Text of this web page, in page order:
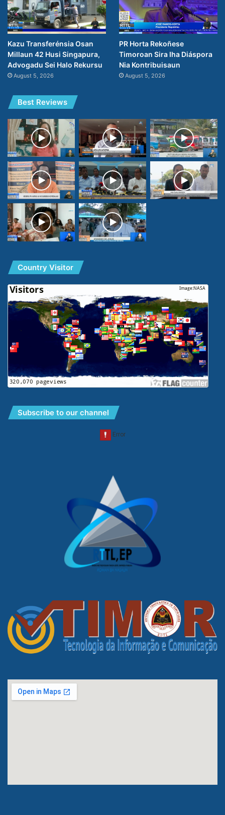
Kazu Transferénsia Osan
Millaun 42 Husi Singapura,
Advogadu Sei Halo Rekursu
August 5, 2026
PR Horta Rekoñese
Timoroan Sira Iha Diáspora
Nia Kontribuisaun
August 5, 2026
Best Reviews
Country Visitor
Subscribe to our channel